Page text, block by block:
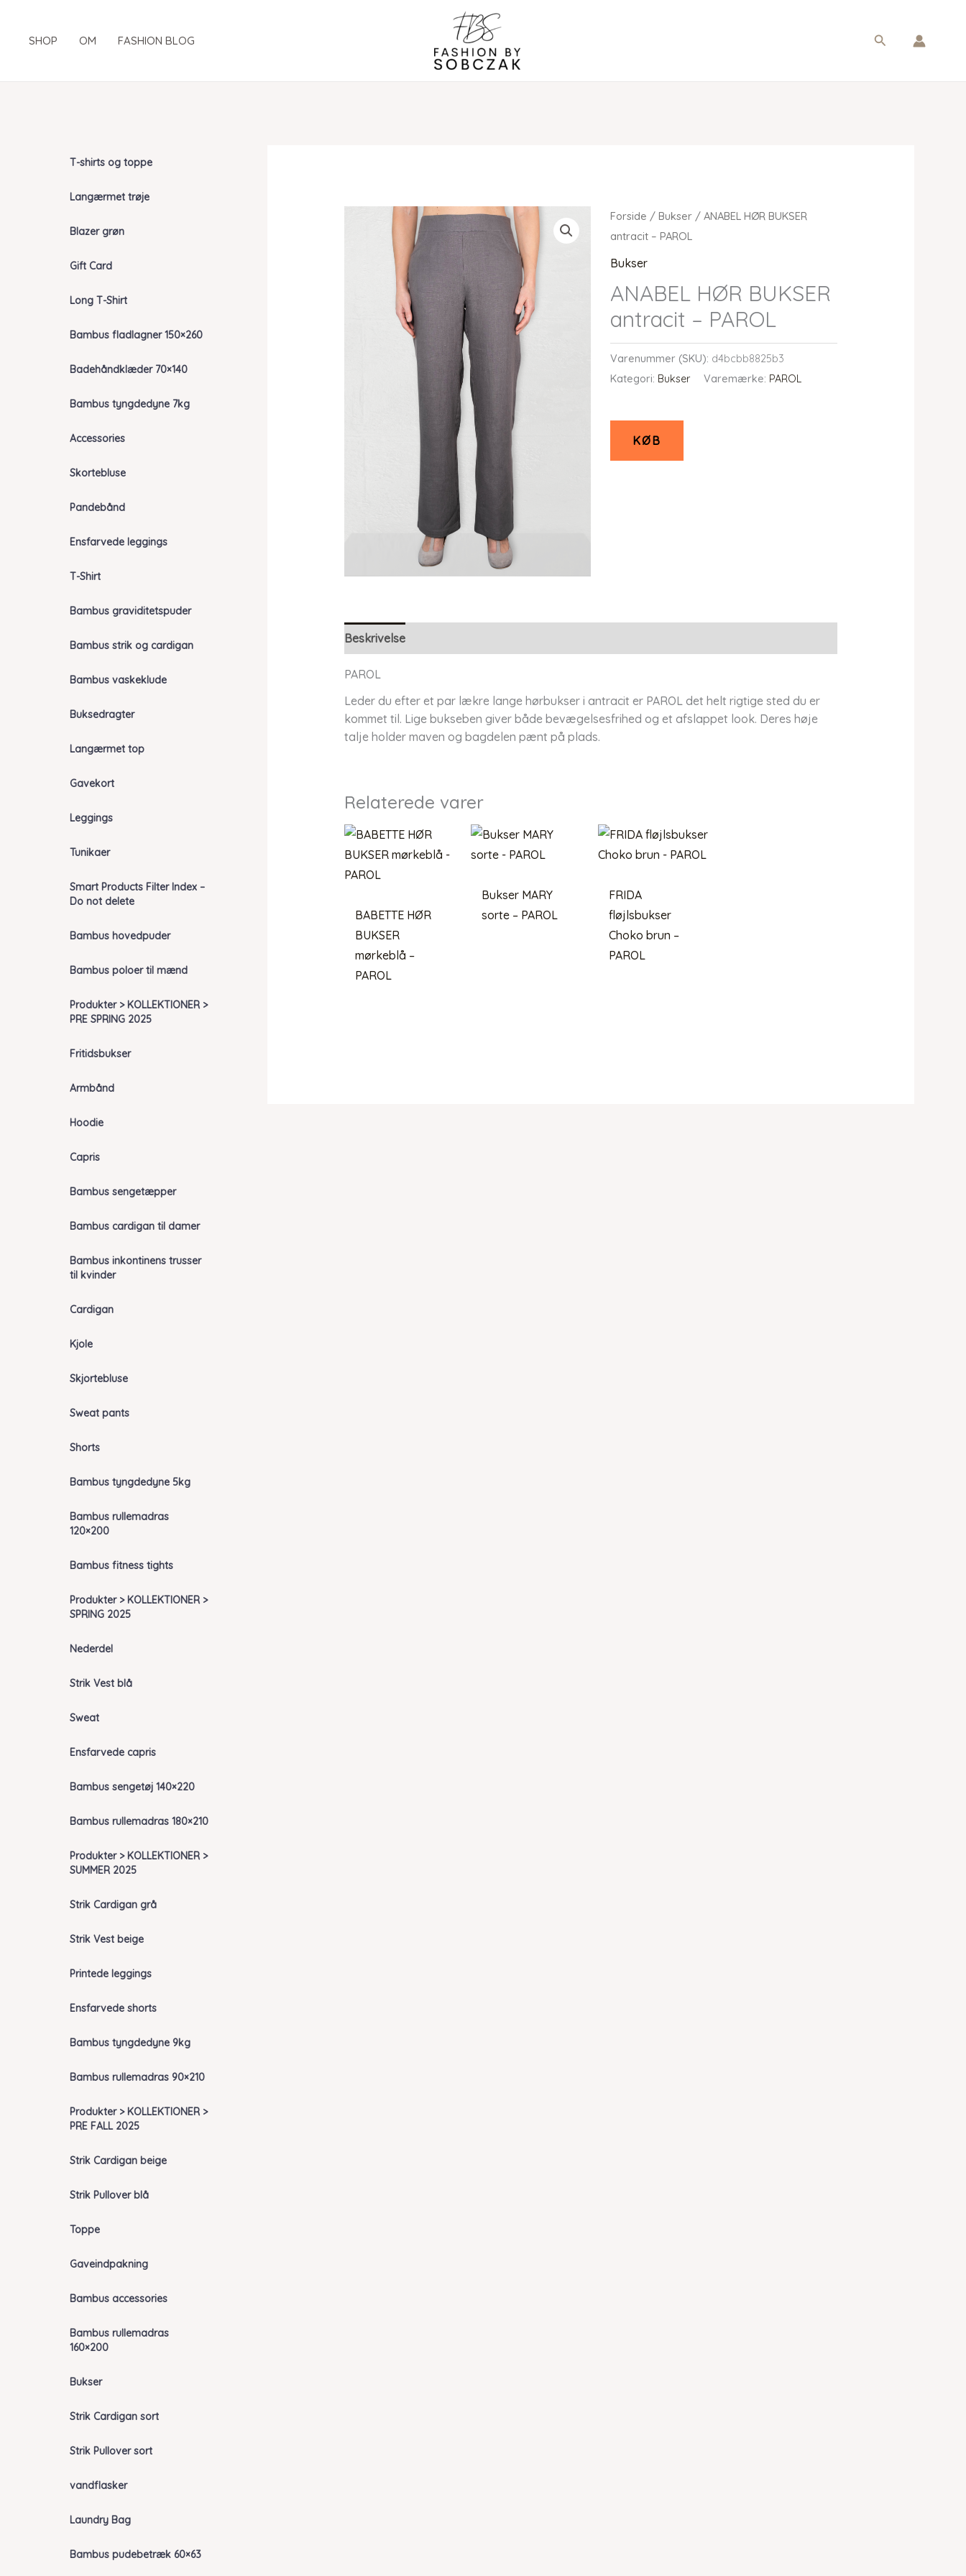
SHOP OM FASHION BLOG Søg
T-shirts og toppe
Langærmet trøje
Blazer grøn
Gift Card
Long T-Shirt
Bambus fladlagner 150×260
Badehåndklæder 70×140
Bambus tyngdedyne 7kg
Accessories
Skortebluse
Pandebånd
Ensfarvede leggings
T-Shirt
Bambus graviditetspuder
Bambus strik og cardigan
Bambus vaskeklude
Buksedragter
Langærmet top
Gavekort
Leggings
Tunikaer
Smart Products Filter Index –
Do not delete
Bambus hovedpuder
Bambus poloer til mænd
Produkter > KOLLEKTIONER >
PRE SPRING 2025
Fritidsbukser
Armbånd
Hoodie
Capris
Bambus sengetæpper
Bambus cardigan til damer
Bambus inkontinens trusser
til kvinder
Cardigan
Kjole
Skjortebluse
Sweat pants
Shorts
Bambus tyngdedyne 5kg
Bambus rullemadras
120×200
Bambus fitness tights
Produkter > KOLLEKTIONER >
SPRING 2025
Nederdel
Strik Vest blå
Sweat
Ensfarvede capris
Bambus sengetøj 140×220
Bambus rullemadras 180×210
Produkter > KOLLEKTIONER >
SUMMER 2025
Strik Cardigan grå
Strik Vest beige
Printede leggings
Ensfarvede shorts
Bambus tyngdedyne 9kg
Bambus rullemadras 90×210
Produkter > KOLLEKTIONER >
PRE FALL 2025
Strik Cardigan beige
Strik Pullover blå
Toppe
Gaveindpakning
Bambus accessories
Bambus rullemadras
160×200
Bukser
Strik Cardigan sort
Strik Pullover sort
vandflasker
Laundry Bag
Bambus pudebetræk 60×63
Forside /Bukser / ANABEL HØR BUKSER
antracit – PAROL
Bukser
ANABEL HØR BUKSER
antracit – PAROL
Varenummer (SKU): d4bcbb8825b3
Kategori: Bukser Varemærke: PAROL
KØB
Beskrivelse
PAROL
Leder du efter et par lækre lange hørbukser i antracit er PAROL det helt rigtige sted du er
kommet til. Lige bukseben giver både bevægelsesfrihed og et afslappet look. Deres høje
talje holder maven og bagdelen pænt på plads.
Relaterede varer
BABETTE HØR
BUKSER
mørkeblå –
PAROL
Bukser MARY
sorte – PAROL
FRIDA
fløjlsbukser
Choko brun –
PAROL